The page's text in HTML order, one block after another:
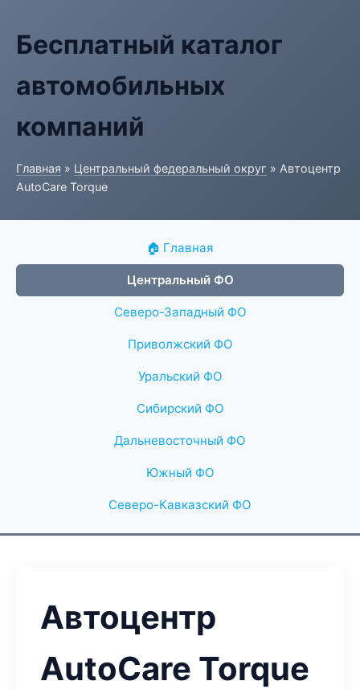
Бесплатный каталог
автомобильных
компаний
Главная » Центральный федеральный округ » Автоцентр
AutoCare Torque
🏠 Главная
Центральный ФО
Северо-Западный ФО
Приволжский ФО
Уральский ФО
Сибирский ФО
Дальневосточный ФО
Южный ФО
Северо-Кавказский ФО
Автоцентр
AutoCare Torque